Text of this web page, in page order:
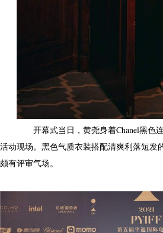
开幕式当日，黄尧身着Chanel黑色
活动现场。黑色气质衣装搭配清爽利落短发
颇有评审气场。